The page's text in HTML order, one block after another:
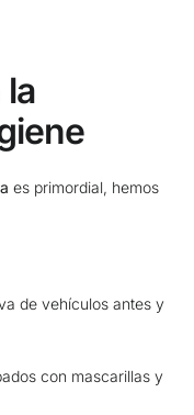
es primordial, hemos
de vehículos antes y
con mascarillas y